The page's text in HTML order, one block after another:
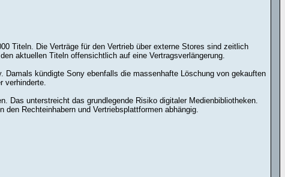
Titeln. Die Verträge für den Vertrieb über externe Stores sind zeitlich
aktuellen Titeln offensichtlich auf eine Vertragsverlängerung.
kündigte Sony ebenfalls die massenhafte Löschung von gekauften
verhinderte.
Das unterstreicht das grundlegende Risiko digitaler Medienbibliotheken.
Rechteinhabern und Vertriebsplattformen abhängig.